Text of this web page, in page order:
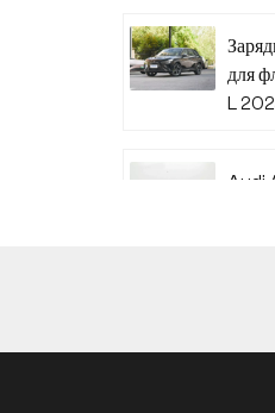
для
L
Audi
Ли
Макс.